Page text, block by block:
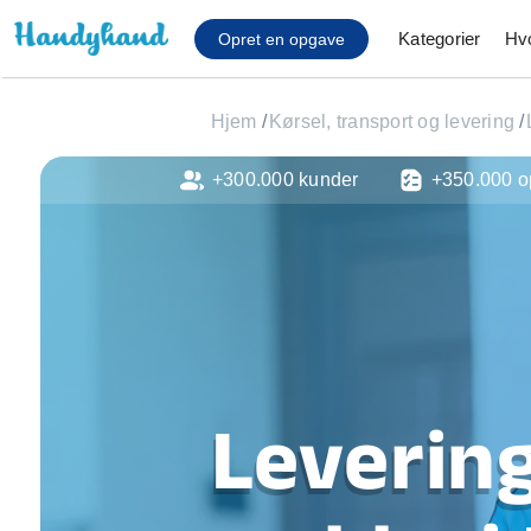
Opret en opgave Kategorier
Affaldsfjernelse
Hårde hvidevare
Installation af
Møbelsamling og
Ophængning af
Hjem / Kørsel, transport og levering /
+300.000 kunder +350.000